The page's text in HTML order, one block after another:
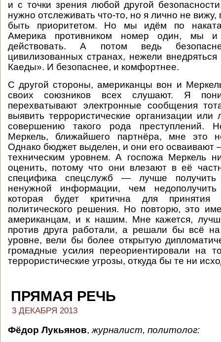
и с точки зрения любой другой
нужно отслеживать что-то, но я лично не
быть приоритетом. Но мы идём по
Америка противником номер один, мы и
действовать. А потом ведь
цивилизованных странах, нежели
Каеды». И безопаснее, и комфортнее.
С другой стороны, американцы вон и
своих союзников всех слушают. Я
перехватывают электронные сообщения
выявить террористические организации
совершению такого рода преступлений.
Меркель, ближайшего партнёра, мне это
Однако бюджет выделен, и они его
техническим уровнем. А госпожа Меркель
оценить, потому что они влезают в её
специфика спецслужб — лучше
ненужной информации, чем
которая будет критична для
политического решения. Но повторю, это
американцам, и к нашим. Мне кажется,
против друга работали, а решали бы всё на
уровне, вели бы более открытую
громадные усилия переориентировали на
террористические угрозы, откуда бы те ни
ПРЯМАЯ РЕЧЬ
3 ДЕКАБРЯ 2013
Фёдор Лукьянов, журналист, политолог: